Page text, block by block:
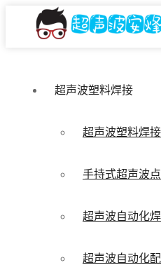
超声波塑料焊接
超声波塑料焊
手持式超声波
超声波自动化
超声波自动化